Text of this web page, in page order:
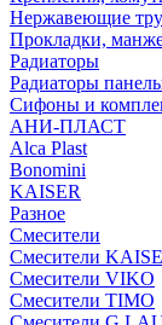
Нержавеющие
Прокладки,
Радиаторы
Радиаторы
Сифоны и
АНИ-ПЛАСТ
Alca Plast
Bonomini
KAISER
Разное
Смесители
Смесители
Смесители VIKO
Смесители TIMO